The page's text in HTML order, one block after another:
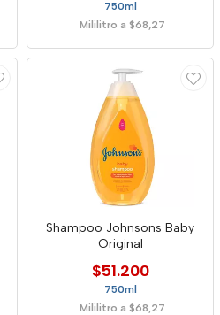
750ml
Mililitro a $68,27
Shampoo Johnsons Baby
Original
$51.200
750ml
Mililitro a $68,27